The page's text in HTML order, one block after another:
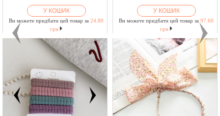
У КОШИК
Ви можете придбати цей товар за 24.80
грн
У КОШИК
Ви можете придбати цей товар за 97.60
грн